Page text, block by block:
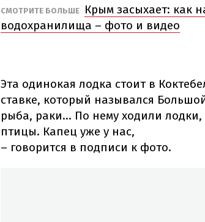
СМОТРИТЕ БОЛЬШЕ
Крым засыхает: как
водохранилища – фото и видео
Эта одинокая лодка стоит в
ставке, который назывался
рыба, раки... По нему ходили
птицы. Капец уже у нас,
– говорится в подписи к фото.